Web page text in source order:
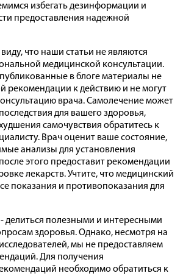
избегать дезинформации и
предоставления надежной
что наши статьи не являются
медицинской консультации.
в блоге материалы не
рекомендации к действию и не могут
врача. Самолечение может
для вашего здоровья,
самочувствия обратитесь к
Врач оценит ваше состояние,
анализы для установления
этого предоставит рекомендации
лекарств. Учтите, что медицинский
показания и противопоказания для
делиться полезными и интересными
здоровья. Однако, несмотря на
мы не предоставляем
Для получения
необходимо обратиться к